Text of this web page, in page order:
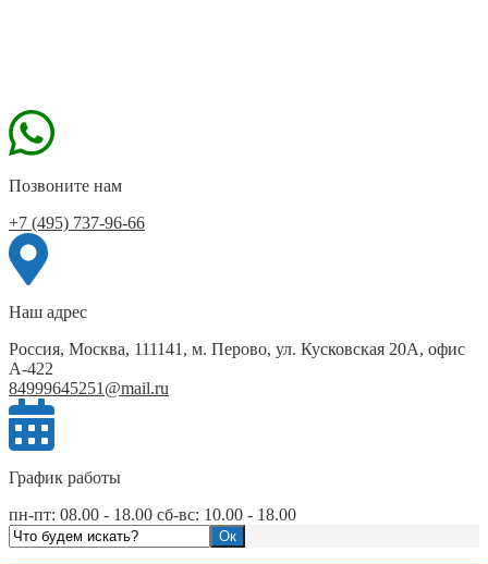
Позвоните нам
+7 (495) 737-96-66
Наш адрес
Россия, Москва, 111141, м. Перово, ул. Кусковская 20А, офис
А-422
84999645251@mail.ru
График работы
пн-пт: 08.00 - 18.00 сб-вс: 10.00 - 18.00